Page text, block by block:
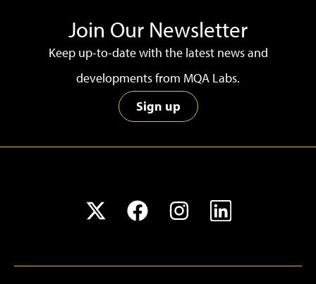
Join Our Newsletter
Keep up-to-date with the latest news and
developments from MQA Labs.
Sign up